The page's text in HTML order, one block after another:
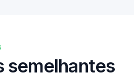
semelhantes